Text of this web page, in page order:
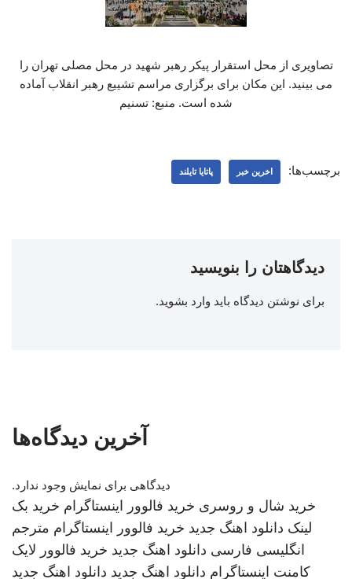
تصاویری از محل استقرار پیکر رهبر شهید در محل مصلی تهران را
می بینید. این مکان برای برگزاری مراسم تشییع رهبر انقلاب آماده
شده است. منبع: تسنیم
برچسب‌ها: اخرین خبر پاتایا تایلند
دیدگاهتان را بنویسید
برای نوشتن دیدگاه باید وارد بشوید.
آخرین دیدگاه‌ها
دیدگاهی برای نمایش وجود ندارد.
خرید شال و روسری خرید فالوور اینستاگرام خرید بک
لینک دانلود اهنگ جدید خرید فالوور اینستاگرام مترجم
انگلیسی فارسی دانلود اهنگ جدید خرید فالوور لایک
کامنت اینستاگرام دانلود اهنگ جدید دانلود اهنگ جدید